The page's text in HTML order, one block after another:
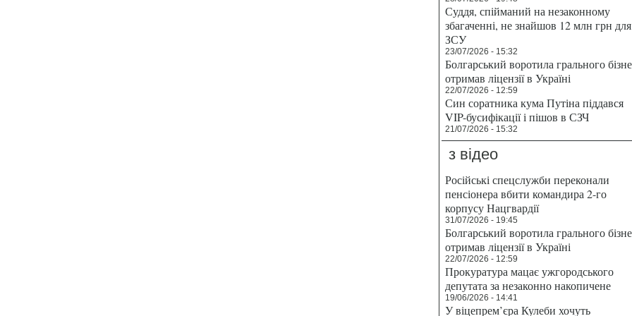
Суддя, спійманий на незаконному
збагаченні, не знайшов 12 млн грн для
ЗСУ
23/07/2026 - 15:32
Болгарський воротила грального
отримав ліцензії в Україні
22/07/2026 - 12:59
Син соратника кума Путіна піддався
VIP-бусифікації і пішов в СЗЧ
21/07/2026 - 15:32
з відео
Російські спецслужби переконали
пенсіонера вбити командира 2-го
корпусу Нацгвардії
31/07/2026 - 19:45
Болгарський воротила грального
отримав ліцензії в Україні
22/07/2026 - 12:59
Прокуратура мацає ужгородського
депутата за незаконно накопичене
19/06/2026 - 14:41
У віцепрем’єра Кулеби хочуть